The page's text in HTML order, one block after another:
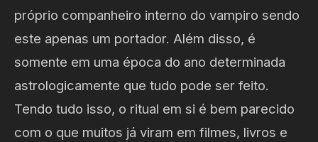
próprio companheiro interno do vampiro sendo
este apenas um portador. Além disso, é
somente em uma época do ano determinada
astrologicamente que tudo pode ser feito.
Tendo tudo isso, o ritual em si é bem parecido
com o que muitos já viram em filmes, livros e